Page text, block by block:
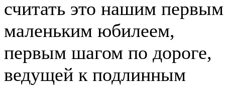
считать это нашим первым
маленьким юбилеем,
первым шагом по дороге,
ведущей к подлинным